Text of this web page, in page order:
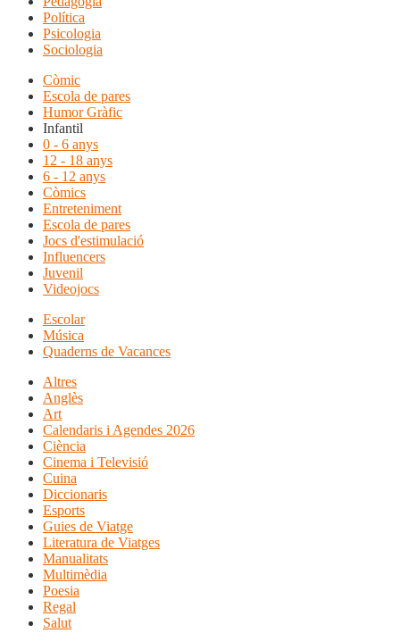
Política
Psicologia
Sociologia
Còmic
Escola de pares
Humor Gràfic
Infantil
0 - 6 anys
12 - 18 anys
6 - 12 anys
Còmics
Entreteniment
Escola de pares
Jocs d'estimulació
Influencers
Juvenil
Videojocs
Escolar
Música
Quaderns de Vacances
Altres
Anglès
Art
Calendaris i Agendes 2026
Ciència
Cinema i Televisió
Cuina
Diccionaris
Esports
Guies de Viatge
Literatura de Viatges
Manualitats
Multimèdia
Poesia
Regal
Salut